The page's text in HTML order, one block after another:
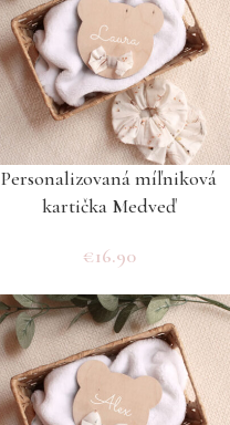
Personalizovaná míľniková
kartička Medveď
€16.90